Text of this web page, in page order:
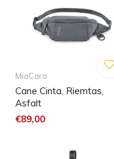
MiaCara
Cane Cinta, Riemtas,
Asfalt
€89,00